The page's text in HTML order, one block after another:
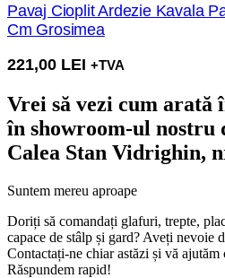
Pavaj Cioplit Ardezie Kavala
Cm Grosimea
221,00 LEI +TVA
Vrei să vezi cum arată
în showroom-ul nostru
Calea Stan Vidrighin,
Suntem mereu aproape
Doriți să comandați glafuri, trepte,
capace de stâlp și gard? Aveți nevoie
Contactați-ne chiar astăzi și vă
Răspundem rapid!